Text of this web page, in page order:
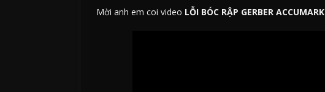
Mời anh em coi video LỖI BÓC RẬP GERBER ACCUMARK